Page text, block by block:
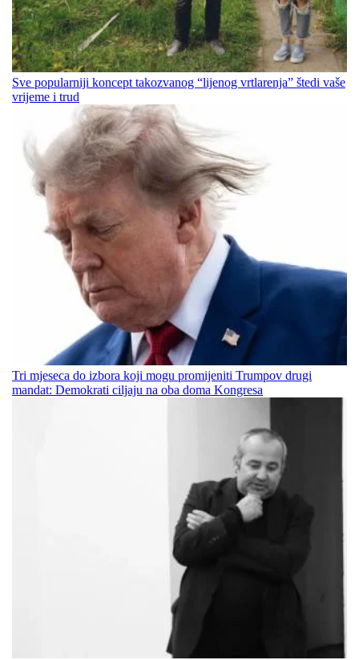
Sve popularniji koncept takozvanog “lijenog vrtlarenja” štedi vaše
vrijeme i trud
Tri mjeseca do izbora koji mogu promijeniti Trumpov drugi
mandat: Demokrati ciljaju na oba doma Kongresa